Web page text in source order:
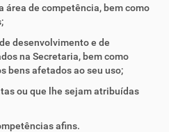
área de competência, bem como
desenvolvimento e de
na Secretaria, bem como
bens afetados ao seu uso;
ou que lhe sejam atribuídas
afins.